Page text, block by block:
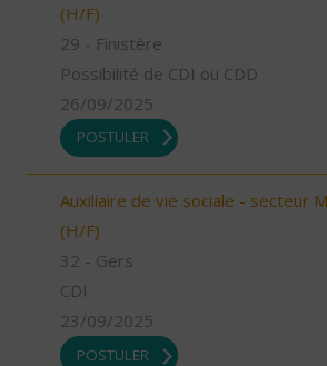
(H/F)
29 - Finistère
Possibilité de CDI ou CDD
26/09/2025
POSTULER
Auxiliaire de vie sociale - secteur
(H/F)
32 - Gers
CDI
23/09/2025
POSTULER